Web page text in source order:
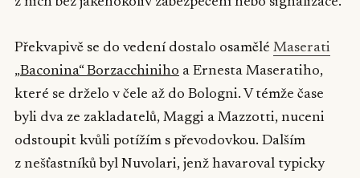
Překvapivě se do vedení dostalo osamělé Maserati
„Baconina“ Borzacchiniho a Ernesta Maseratiho,
které se drželo v čele až do Bologni. V témže čase
byli dva ze zakladatelů, Maggi a Mazzotti, nuceni
odstoupit kvůli potížím s převodovkou. Dalším
z nešťastníků byl Nuvolari, jenž havaroval typicky